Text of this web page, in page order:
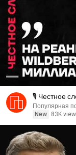
🎙️ Честное
Популярная
New
83K